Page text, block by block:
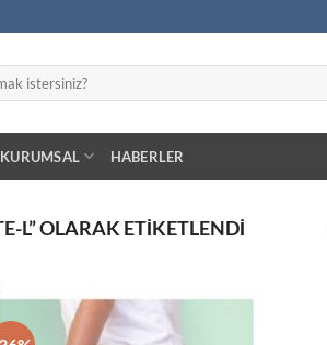
KURUMSAL HABERLER
L” OLARAK ETIKETLENDI